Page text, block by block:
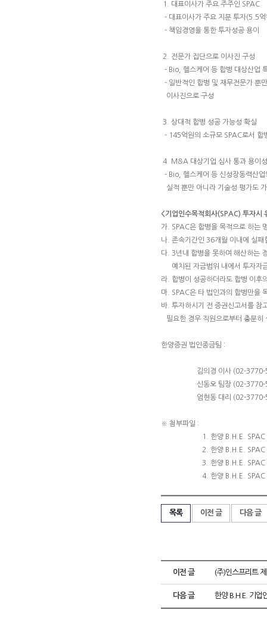
1. 대표이사가 주요 주주인 SPAC
- 대표이사가 주요 지분 투자(5.5
- 책임경영을 통한 투자성공 용이
2. 전문가 집단으로 이사진 구성
- Bio, 헬스케어 등 합병 대상산업
- 일반적인 합병 및 재무전문가 뿐
이사진으로 구성
3. 상대적 합병 성공 가능성 확실
- 145억원의 소규모 SPAC로서 합
4. M&A 대상기업 심사 통과 용이성
- Bio, 헬스케어 등 신성장동력산
실적 뿐만 아니라 기술성 평가도
<기업인수목적회사(SPAC) 투자시
가. SPAC은 합병을 목적으로 하는
나. 존속기간인 36개월 이내에 실
다. 3년내 합병을 못하여 해산하는
예치된 자금범위 내에서 투자자
라. 합병이 성공하더라도 합병 이후
마. SPAC은 타 법인과의 합병만을
바. 투자하시기 전 증권신고서를 참
필요한 경우 직원으로부터 충분히
한양증권 법인종금팀 :
김의경 이사 (02-3770-
신동오 팀장 (02-3770-
엄현동 대리 (02-3770-
※ 첨부파일 :
1. 한양 B.H.E. SPAC IR
2. 한양 B.H.E.
3. 한양 B.H.E. SPAC 청약
4. 한양 B.H.E. SPAC 공모
목록 이전 글 다음 글
이전 글 (주)인스프리트
다음 글 한양 B.H.E. 기업